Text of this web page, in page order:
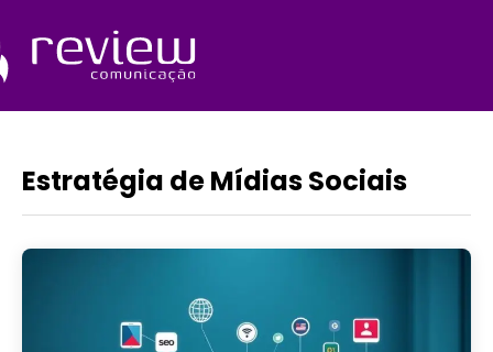
o
conteúdo
Estratégia de Mídias Sociais